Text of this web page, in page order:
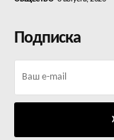
Подписка